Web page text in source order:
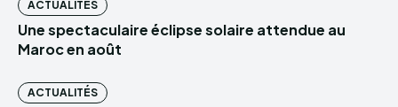
ACTUALITÉS
Une spectaculaire éclipse solaire attendue au
Maroc en août
ACTUALITÉS